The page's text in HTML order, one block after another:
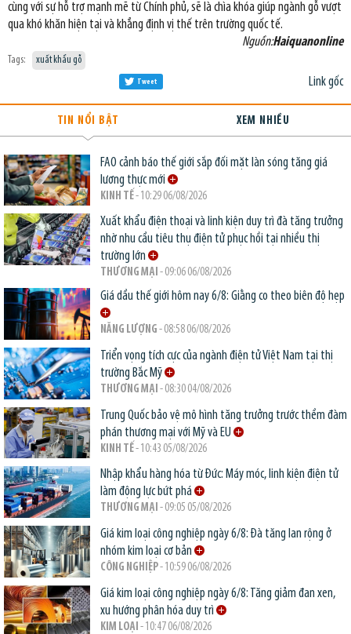
cùng với sự hỗ trợ mạnh mẽ từ Chính phủ, sẽ là chìa khóa giúp ngành gỗ vượt
qua khó khăn hiện tại và khẳng định vị thế trên trường quốc tế.
Nguồn:Haiquanonline
Tags: xuất khẩu gỗ
Link gốc
Tweet
TIN NỔI BẬT XEM NHIỀU
FAO cảnh báo thế giới sắp đối mặt làn sóng tăng giá
lương thực mới
KINH TẾ- 10:29 06/08/2026
Xuất khẩu điện thoại và linh kiện duy trì đà tăng trưởng
nhờ nhu cầu tiêu thụ điện tử phục hồi tại nhiều thị
trường lớn
THƯƠNG MẠI - 09:06 06/08/2026
Giá dầu thế giới hôm nay 6/8: Giằng co theo biên độ hẹp
NĂNG LƯỢNG - 08:58 06/08/2026
Triển vọng tích cực của ngành điện tử Việt Nam tại thị
trường Bắc Mỹ
THƯƠNG MẠI - 08:30 04/08/2026
Trung Quốc bảo vệ mô hình tăng trưởng trước thềm đàm
phán thương mại với Mỹ và EU
KINH TẾ- 10:43 05/08/2026
Nhập khẩu hàng hóa từ Đức: Máy móc, linh kiện điện tử
làm động lực bứt phá
THƯƠNG MẠI - 09:05 05/08/2026
Giá kim loại công nghiệp ngày 6/8: Đà tăng lan rộng ở
nhóm kim loại cơ bản
CÔNG NGHIỆP- 10:59 06/08/2026
Giá kim loại công nghiệp ngày 6/8: Tăng giảm đan xen,
xu hướng phân hóa duy trì
KIM LOẠI - 10:47 06/08/2026